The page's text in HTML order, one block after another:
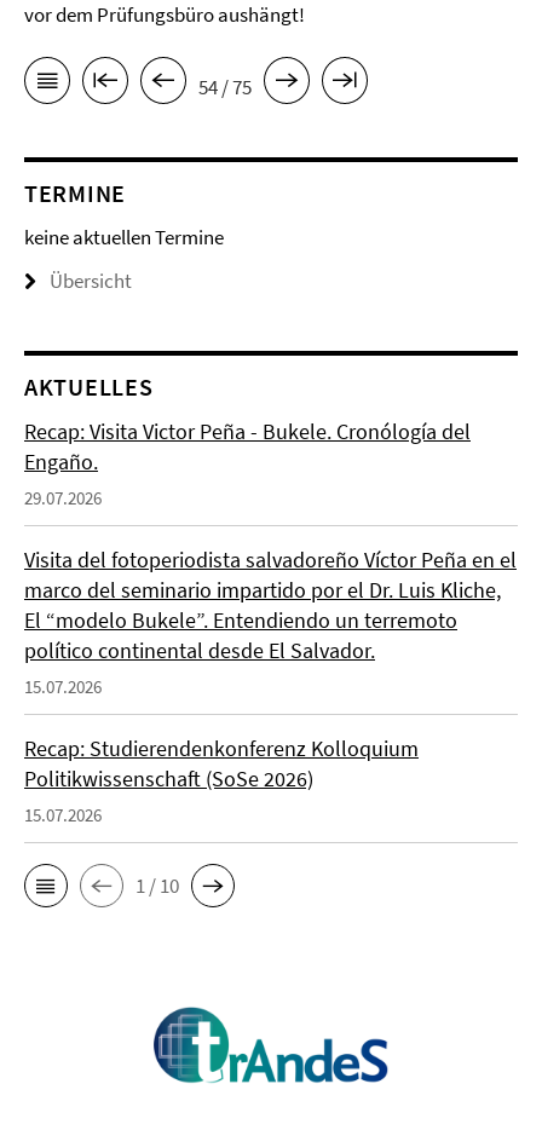
vor dem Prüfungsbüro aushängt!
54 / 75
TERMINE
keine aktuellen Termine
Übersicht
AKTUELLES
Recap: Visita Victor Peña - Bukele. Cronólogía del
Engaño.
29.07.2026
Visita del fotoperiodista salvadoreño Víctor Peña en el
marco del seminario impartido por el Dr. Luis Kliche,
El “modelo Bukele”. Entendiendo un terremoto
político continental desde El Salvador.
15.07.2026
Recap: Studierendenkonferenz Kolloquium
Politikwissenschaft (SoSe 2026)
15.07.2026
1 / 10